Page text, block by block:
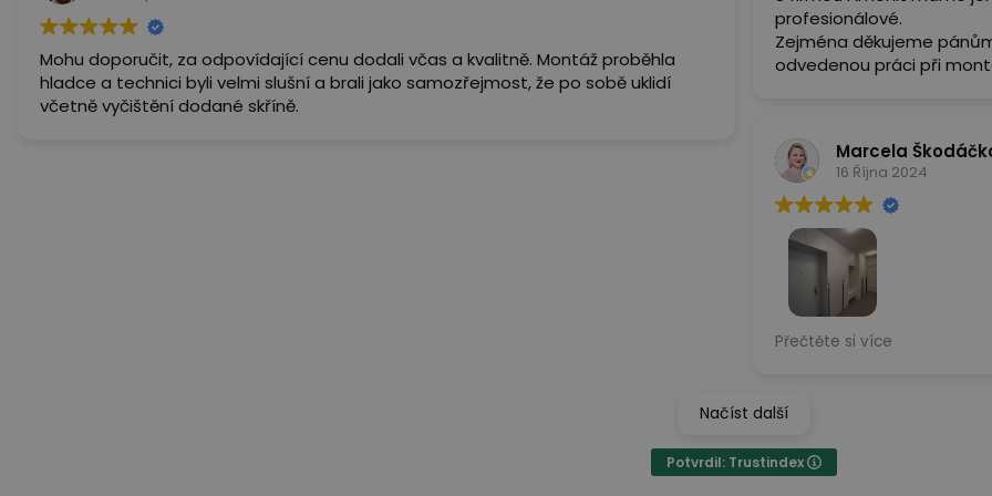
Mohu doporučit, za odpovídající cenu dodali včas a kvalitně. Montáž proběhla
hladce a technici byli velmi slušní a brali jako samozřejmost, že po sobě uklidí
včetně vyčištění dodané skříně.
profesionálové.
Zejména děkujeme
odvedenou práci při
Marcela
16 Října 2024
Objednala jsem si již
mých představ. Tým byl
což velmi oceňuji.
objednávky, přes
Přečtěte si více
Načíst další
Potvrdil: Trustindex